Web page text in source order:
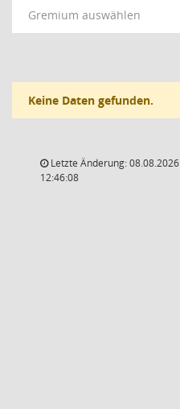
Gremium auswählen
Keine Daten gefunden.
Letzte Änderung: 08.08.2026
12:46:08